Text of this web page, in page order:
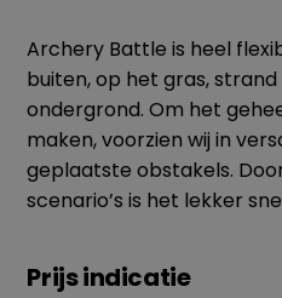
Archery Battle is heel
buiten, op het gras,
ondergrond. Om het
maken, voorzien wij in
geplaatste obstakels.
scenario’s is het lekker
Prijs indicatie